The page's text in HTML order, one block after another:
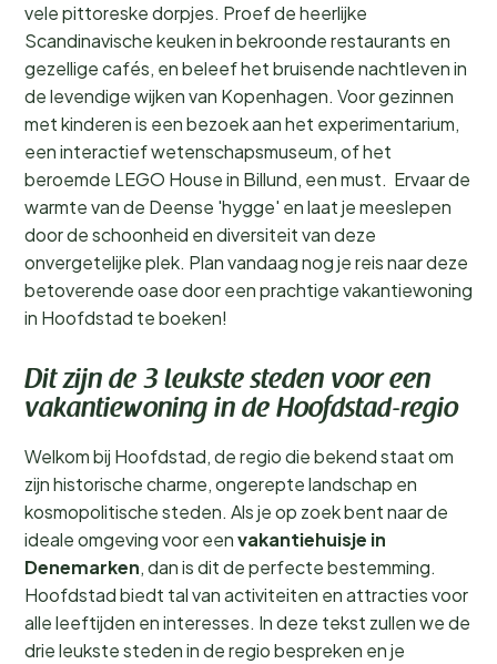
vele pittoreske dorpjes. Proef de heerlijke
Scandinavische keuken in bekroonde restaurants en
gezellige cafés, en beleef het bruisende nachtleven in
de levendige wijken van Kopenhagen. Voor gezinnen
met kinderen is een bezoek aan het experimentarium,
een interactief wetenschapsmuseum, of het
beroemde LEGO House in Billund, een must. Ervaar de
warmte van de Deense 'hygge' en laat je meeslepen
door de schoonheid en diversiteit van deze
onvergetelijke plek. Plan vandaag nog je reis naar deze
betoverende oase door een prachtige vakantiewoning
in Hoofdstad te boeken!
Dit zijn de 3 leukste steden voor een
vakantiewoning in de Hoofdstad-regio
Welkom bij Hoofdstad, de regio die bekend staat om
zijn historische charme, ongerepte landschap en
kosmopolitische steden. Als je op zoek bent naar de
ideale omgeving voor eenvakantiehuisje in
Denemarken, dan is dit de perfecte bestemming.
Hoofdstad biedt tal van activiteiten en attracties voor
alle leeftijden en interesses. In deze tekst zullen we de
drie leukste steden in de regio bespreken en je